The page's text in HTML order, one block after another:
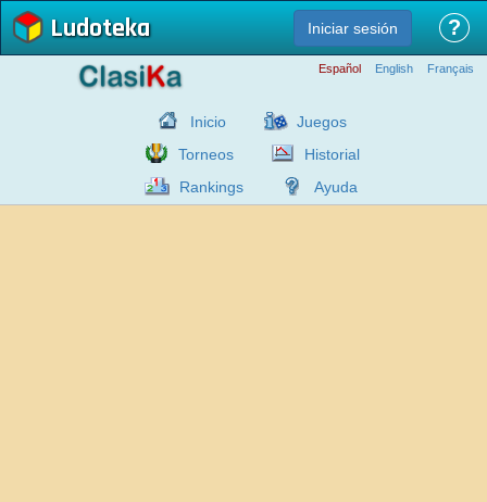
Ludoteka Iniciar sesión ?
Español English Français
Inicio
Juegos
Torneos
Historial
Rankings
Ayuda